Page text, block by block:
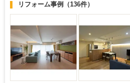
リフォーム事例 （136件）